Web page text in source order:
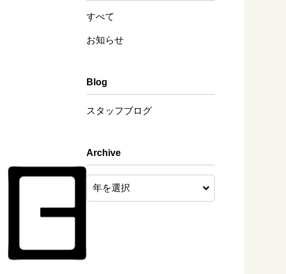
すべて
お知らせ
Blog
スタッフブログ
Archive